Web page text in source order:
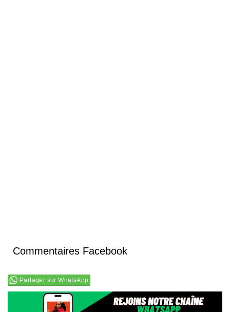
Commentaires Facebook
Partager sur WhatsApp